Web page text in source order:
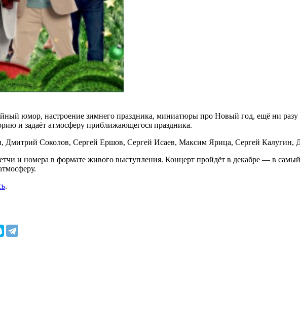
юмор, настроение зимнего праздника, миниатюры про Новый год, ещё ни
и задаёт атмосферу приближающегося праздника.
Дмитрий Соколов, Сергей Ершов, Сергей Исаев, Максим Ярица, Сергей Калугин,
и номера в формате живого выступления. Концерт пройдёт в декабре — в
.